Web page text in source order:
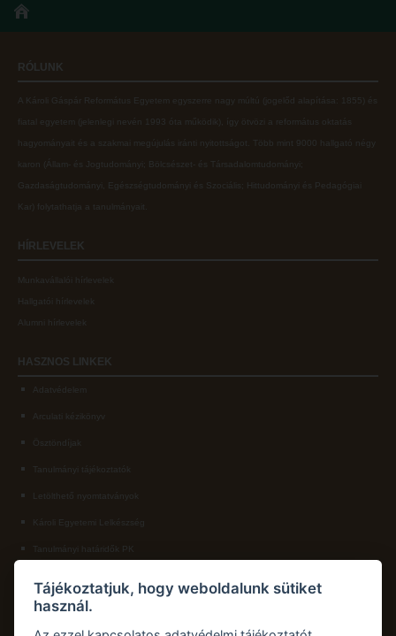
RÓLUNK
A Károli Gáspár Református Egyetem egyszerre nagy múltú (jogelőd alapítása: 1855) és
fiatal egyetem (jelenlegi nevén 1993 óta működik), így ötvözi a református oktatás
hagyományait és a szakmai megújulás iránti nyitottságot. Több mint 9000 hallgató négy
karon ( Állam- és Jogtudományi; Bölcsészet- és Társadalomtudományi;
Gazdaságtudományi, Egészségtudományi és Szociális; Hittudományi és Pedagógiai
Kar ) folytathatja a tanulmányait.
HÍRLEVELEK
Munkavállalói hírlevelek
Hallgatói hírlevelek
Alumni hírlevelek
HASZNOS LINKEK
Adatvédelem
Arculati kézikönyv
Ösztöndíjak
Tanulmányi tájékoztatók
Letölthető nyomtatványok
Károli Egyetemi Lelkészség
Tanulmányi határidők PK
KAPCSOLAT
Károli Gáspár Református Egyetem, Pedagógiai Kar
Tájékoztatjuk, hogy weboldalunk sütiket
használ.